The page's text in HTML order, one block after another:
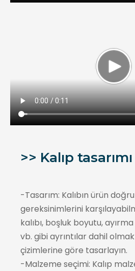
>> Kalıp
-Tasarım: Kalıbın ürün
gereksinimlerini
kalıbı, boşluk boyutu,
vb. gibi ayrıntılar dahil
çizimlerine göre tasarlayın.
-Malzeme seçimi: Kalıp